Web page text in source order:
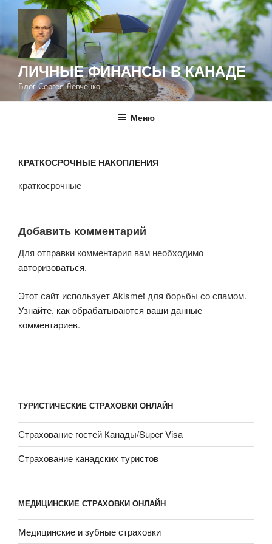
Перейти
содержимому
ЛИЧНЫЕ ФИНАНСЫ В КАНАДЕ
Блог Сергея Левченко
Меню
КРАТКОСРОЧНЫЕ НАКОПЛЕНИЯ
краткосрочные
Добавить комментарий
Для отправки комментария вам необходимо
авторизоваться.
Этот сайт использует Akismet для борьбы со спамом.
Узнайте, как обрабатываются ваши данные
комментариев.
ТУРИСТИЧЕСКИЕ СТРАХОВКИ ОНЛАЙН
Страхование гостей Канады/Super Visa
Страхование канадских туристов
МЕДИЦИНСКИЕ СТРАХОВКИ ОНЛАЙН
Медицинские и зубные страховки